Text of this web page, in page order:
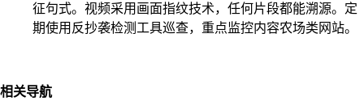
征句式。视频采用画面指纹技术，任何片段都能溯源。定
期使用反抄袭检测工具巡查，重点监控内容农场类网站。
相关导航